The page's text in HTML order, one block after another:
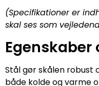
(Specifikationer er
skal ses som
Egenskaber
Stål gør skålen robust
både kolde og varme